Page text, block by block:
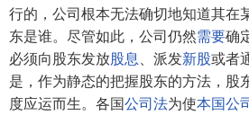
行的，公司根本无法确切地知道其在
东是谁。尽管如此，公司仍然需要确
必须向股东发放股息 、派发新股或者
是，作为静态的把握股东的方法，股
度应运而生。各国公司法为使本国公